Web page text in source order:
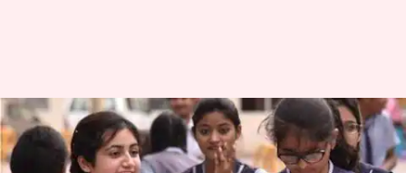
CBSE प्रश्न पत्र के पैटर्न में कर रहा बड़ा
बदलाव, जानें किस साल से होगा लागू